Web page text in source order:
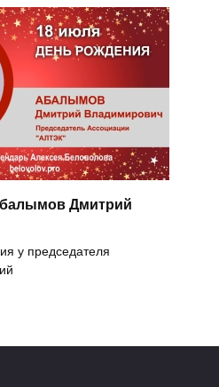
Дмитрий
у председателя